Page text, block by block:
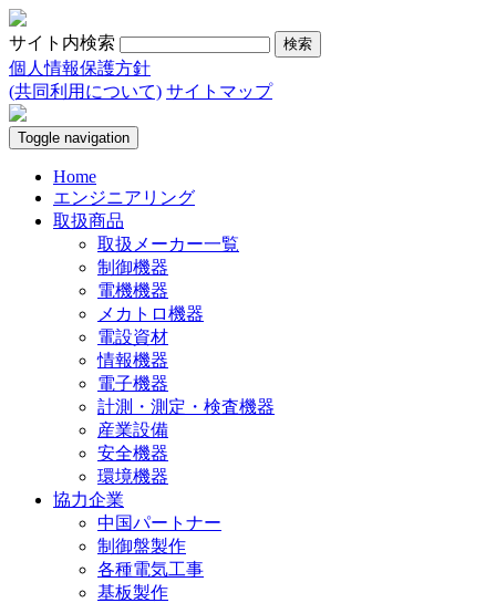
サイト内検索
個人情報保護方針
(共同利用について) サイトマップ
Toggle navigation
Home
エンジニアリング
取扱商品
取扱メーカー一覧
制御機器
電機機器
メカトロ機器
電設資材
情報機器
電子機器
計測・測定・検査機器
産業設備
安全機器
環境機器
協力企業
中国パートナー
制御盤製作
各種電気工事
基板製作